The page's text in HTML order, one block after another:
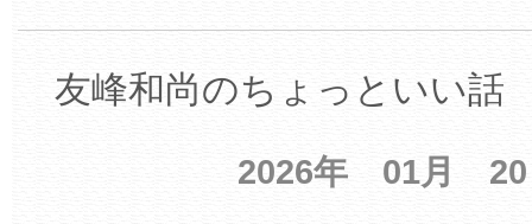
友峰和尚のちょっといい話
2026年 01月